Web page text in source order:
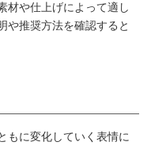
材や仕上げによって適し
や推奨方法を確認すると
もに変化していく表情に